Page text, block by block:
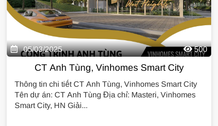
05/03/2025 500
CT Anh Tùng, Vinhomes Smart City
Thông tin chi tiết CT Anh Tùng, Vinhomes Smart City
Tên dự án: CT Anh Tùng Địa chỉ: Masteri, Vinhomes
Smart City, HN Giải...